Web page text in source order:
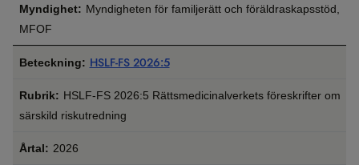
Myndigheten för familjerätt och föräldraskapsstöd,
MFOF
HSLF-FS 2026:5
HSLF-FS 2026:5 Rättsmedicinalverkets föreskrifter om
särskild riskutredning
2026